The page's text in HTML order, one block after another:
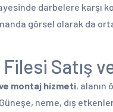
darbelere karşı
görsel olarak da
Satış
montaj hizmeti, alanın
neme, dış